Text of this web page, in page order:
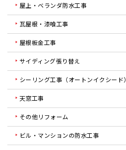
屋上・ベランダ防水工事
瓦屋根・漆喰工事
屋根板金工事
サイディング張り替え
シーリング工事（オートンイクシード）
天窓工事
その他リフォーム
ビル・マンションの防水工事